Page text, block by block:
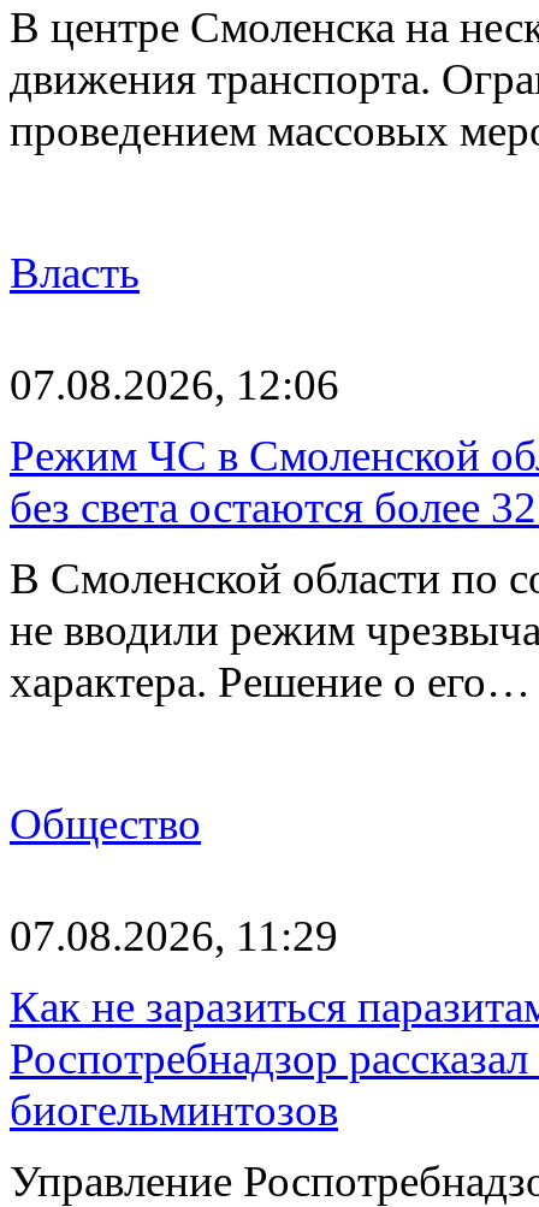
В центре Смоленска на
движения транспорта.
проведением массовых
Власть
07.08.2026, 12:06
Режим ЧС в Смоленской
без света остаются более
В Смоленской области по
не вводили режим
характера. Решение о его…
Общество
07.08.2026, 11:29
Как не заразиться
Роспотребнадзор
биогельминтозов
Управление